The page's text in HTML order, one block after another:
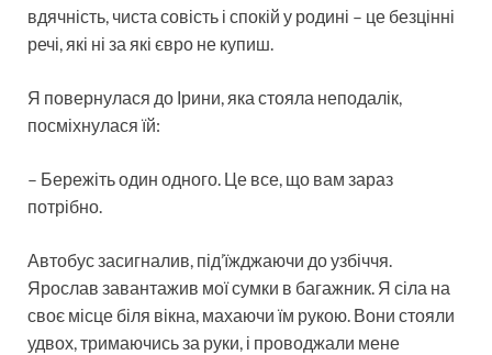
вдячність, чиста совість і спокій у родині – це безцінні
речі, які ні за які євро не купиш.
Я повернулася до Ірини, яка стояла неподалік,
посміхнулася їй:
– Бережіть один одного. Це все, що вам зараз
потрібно.
Автобус засигналив, під’їжджаючи до узбіччя.
Ярослав завантажив мої сумки в багажник. Я сіла на
своє місце біля вікна, махаючи їм рукою. Вони стояли
удвох, тримаючись за руки, і проводжали мене